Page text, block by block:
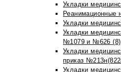
Укладки
Реанимационные
Укладки
Укладки
№1079 и №626 (8)
Укладки
приказ
Укладки